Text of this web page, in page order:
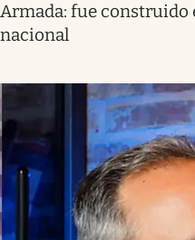
Armada: fue construido
nacional